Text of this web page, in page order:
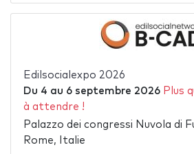
Edilsocialexpo 2026
Du 4 au 6 septembre 2026 Plus
à attendre !
Palazzo dei congressi Nuvola di
Rome, Italie